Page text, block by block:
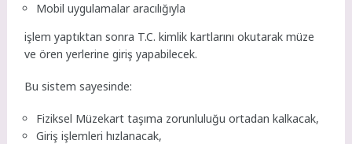
Mobil uygulamalar aracılığıyla
işlem yaptıktan sonra T.C. kimlik kartlarını okutarak müze
ve ören yerlerine giriş yapabilecek.
Bu sistem sayesinde:
Fiziksel Müzekart taşıma zorunluluğu ortadan kalkacak,
Giriş işlemleri hızlanacak,